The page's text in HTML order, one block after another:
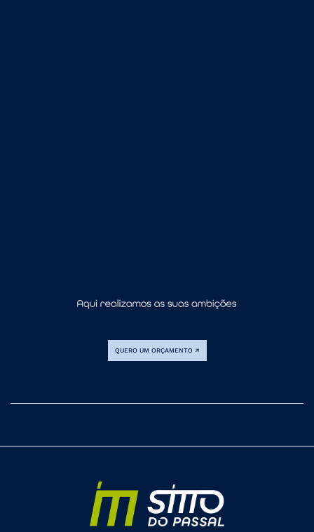
QUERO UM ORÇAMENTO ↗